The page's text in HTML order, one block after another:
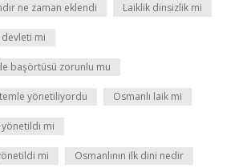
ne zaman eklendi Laiklik dinsizlik mi
mi
başörtüsü zorunlu mu
yönetiliyordu Osmanlı laik mi
yönetildi mi
mi Osmanlının ilk dini nedir